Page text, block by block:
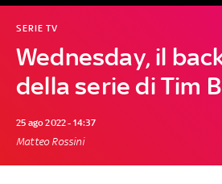
Wednesday, il
della serie di Tim
SERIE TV
25 ago 2022 - 14:37
Matteo Rossini